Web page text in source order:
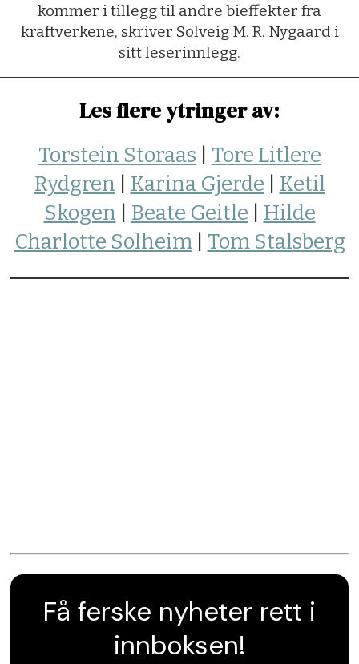
kommer i tillegg til andre bieffekter fra
kraftverkene, skriver Solveig M. R. Nygaard i
sitt leserinnlegg.
Les flere ytringer av:
Torstein Storaas
Tore Litlere
Rydgren
Karina Gjerde
Ketil
Skogen
Beate Geitle
Hilde
Charlotte Solheim| Tom Stalsberg
Få ferske nyheter rett i
innboksen!